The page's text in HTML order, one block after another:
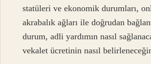
statüleri ve ekonomik durumları,
akrabalık ağları ile doğrudan
durum, adli yardımın nasıl
vekalet ücretinin nasıl